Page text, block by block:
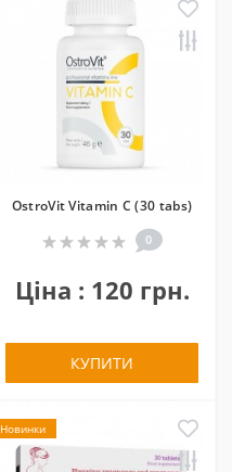
OstroVit Vitamin C (30 tabs)
0
Ціна : 120 грн.
КУПИТИ
Новинки